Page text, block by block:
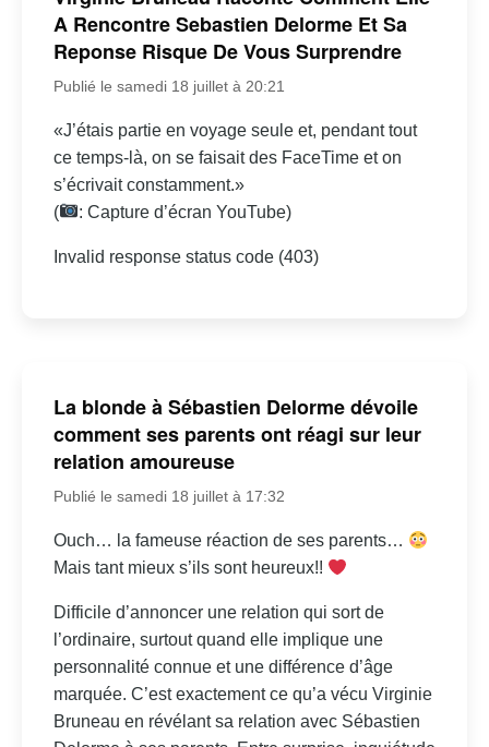
A Rencontre Sebastien Delorme Et Sa
Reponse Risque De Vous Surprendre
Publié le samedi 18 juillet à 20:21
«J’étais partie en voyage seule et, pendant tout
ce temps-là, on se faisait des FaceTime et on
s’écrivait constamment.»
(
: Capture d’écran YouTube)
Invalid response status code (403)
La blonde à Sébastien Delorme dévoile
comment ses parents ont réagi sur leur
relation amoureuse
Publié le samedi 18 juillet à 17:32
Ouch… la fameuse réaction de ses parents…
Mais tant mieux s’ils sont heureux!!
Difficile d’annoncer une relation qui sort de
l’ordinaire, surtout quand elle implique une
personnalité connue et une différence d’âge
marquée. C’est exactement ce qu’a vécu Virginie
Bruneau en révélant sa relation avec Sébastien